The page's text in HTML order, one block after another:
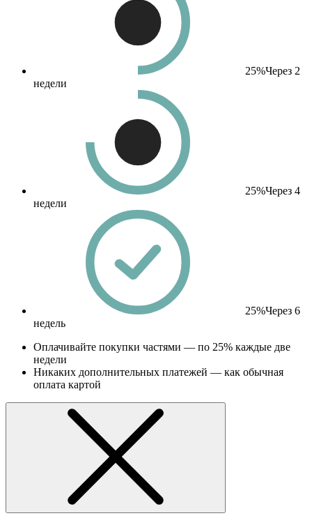
25%Через 2
недели
25%Через 4
недели
25%Через 6
недель
Оплачивайте покупки частями — по 25% каждые две
недели
Никаких дополнительных платежей — как обычная
оплата картой